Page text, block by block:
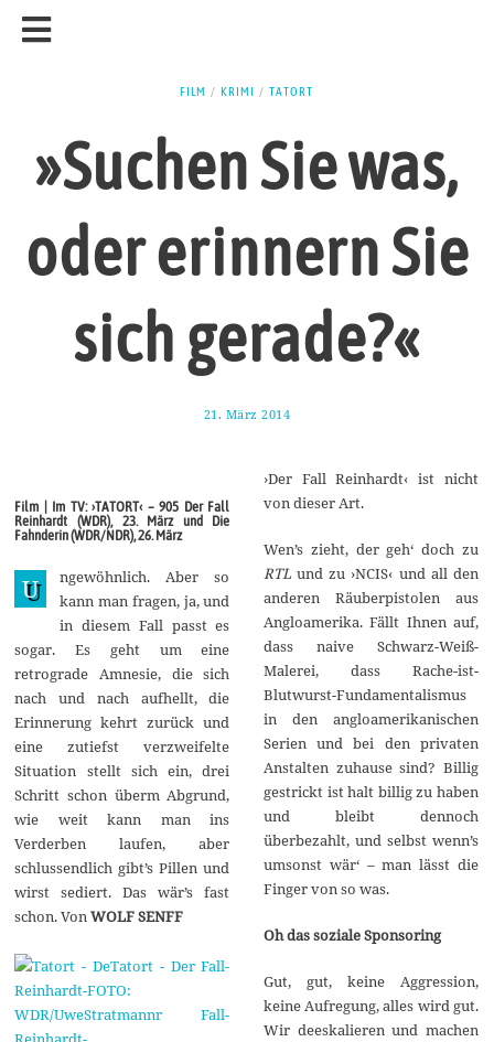
FILM / KRIMI / TATORT
»Suchen Sie was,
oder erinnern Sie
sich gerade?«
21. März 2014
ä
z
0
4
Film | Im TV: ›TATORT‹ – 905 Der Fall
Reinhardt (WDR), 23. März und Die
Fahnderin (WDR/NDR), 26. März
U
ngewöhnlich. Aber so
kann man fragen, ja, und
in diesem Fall passt es
sogar. Es geht um eine
retrograde Amnesie, die sich
nach und nach aufhellt, die
Erinnerung kehrt zurück und
eine zutiefst verzweifelte
Situation stellt sich ein, drei
Schritt schon überm Abgrund,
wie weit kann man ins
Verderben laufen, aber
schlussendlich gibt’s Pillen und
wirst sediert. Das wär’s fast
schon. VonWOLF SENFF
›Der Fall Reinhardt‹ ist nicht
von dieser Art.
Wen’s zieht, der geh‘ doch zu
RTL und zu ›NCIS‹ und all den
anderen Räuberpistolen aus
Angloamerika. Fällt Ihnen auf,
dass naive Schwarz-Weiß-
Malerei, dass Rache-ist-
Blutwurst-Fundamentalismus
in den angloamerikanischen
Serien und bei den privaten
Anstalten zuhause sind? Billig
gestrickt ist halt billig zu haben
und bleibt dennoch
überbezahlt, und selbst wenn’s
umsonst wär‘ – man lässt die
Finger von so was.
Oh das soziale Sponsoring
Gut, gut, keine Aggression,
keine Aufregung, alles wird gut.
Wir deeskalieren und machen